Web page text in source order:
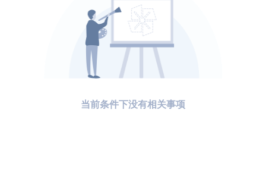
当前条件下没有相关事项